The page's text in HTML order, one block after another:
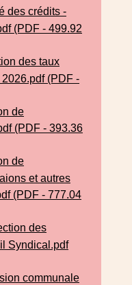
des crédits -
(PDF - 499.92
des taux
(PDF -
de
(PDF - 393.36
de
et autres
(PDF - 777.04
des
Syndical.pdf
communale